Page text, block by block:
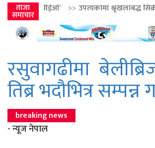
ताजा
समाचार
उपत्यकामा श्रृंखलाबद्ध सिक्री लुट्ने ‘कर्मा
रसुवागढीमा
तिब्र भदौभित्र सम्पन्न
breaking news
- न्यूज नेपाल